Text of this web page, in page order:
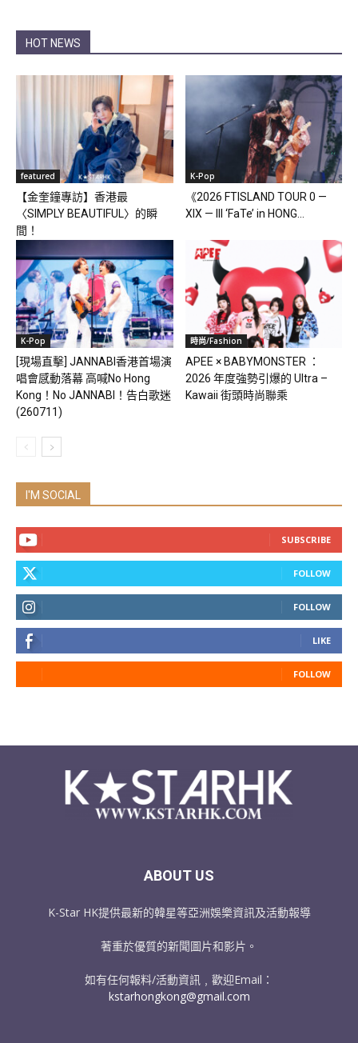
HOT NEWS
featured
【金奎鐘專訪】香港最
〈SIMPLY BEAUTIFUL〉的瞬
間！
K-Pop
《2026 FTISLAND TOUR 0 —
XIX — III ‘FaTe’ in HONG...
K-Pop
[現場直擊] JANNABI香港首場演
唱會感動落幕 高喊No Hong
Kong！No JANNABI！告白歌迷
(260711)
時尚/Fashion
APEE × BABYMONSTER ：
2026 年度強勢引爆的 Ultra –
Kawaii 街頭時尚聯乘
I'M SOCIAL
SUBSCRIBE
FOLLOW
FOLLOW
LIKE
FOLLOW
ABOUT US
K-Star HK提供最新的韓星等亞洲娛樂資訊及活動報導
著重於優質的新聞圖片和影片。
如有任何報料/活動資訊﹐歡迎Email：
kstarhongkong@gmail.com